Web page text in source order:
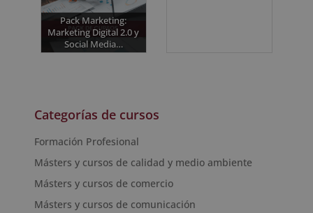
Pack Marketing:
Marketing Digital 2.0 y
Social Media…
Categorías de cursos
Formación Profesional
Másters y cursos de calidad y medio ambiente
Másters y cursos de comercio
Másters y cursos de comunicación